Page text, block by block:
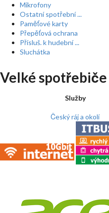
Mikrofony
Ostatní spotřební ...
Paměťové karty
Přepěťová ochrana
Přísluš. k hudební ...
Sluchátka
Velké spotřebiče
Služby
Český ráj a okolí